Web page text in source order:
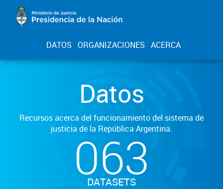
DATOS ORGANIZACIONES ACERCA
Datos
Recursos acerca del funcionamiento del sistema de
justicia de la República Argentina.
063
DATASETS